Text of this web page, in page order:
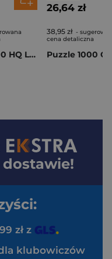
Puzzle 2000 HQ Legends of the Hidden Realm 32088
26,64 zł
38,95 zł -
cena detaliczna
dostawie!
zł z
klubowiczów